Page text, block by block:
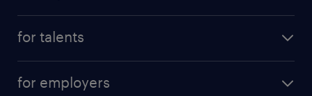
for talents
for employers